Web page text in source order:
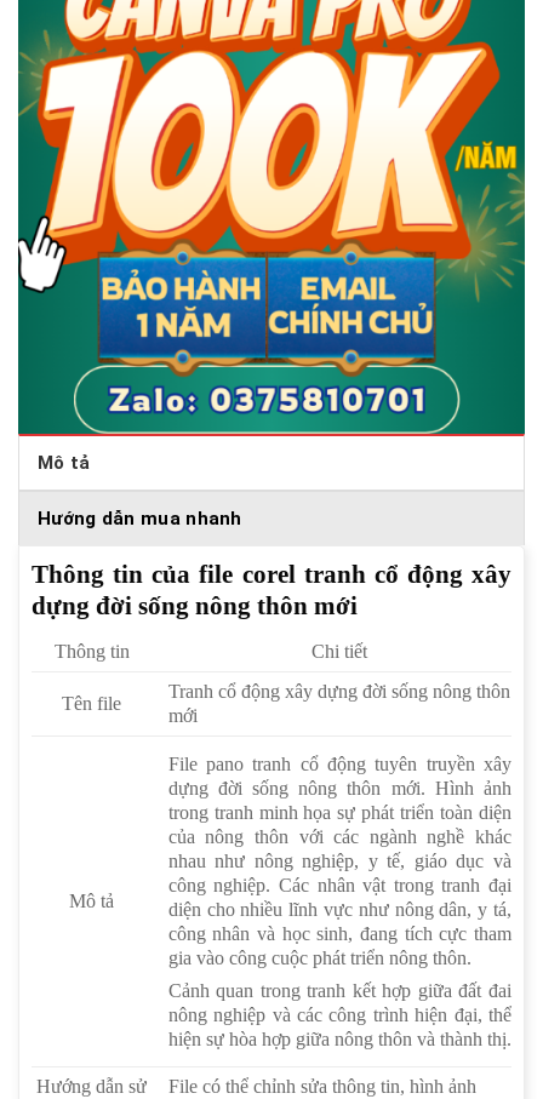
Mô tả
Hướng dẫn mua nhanh
Thông tin của file corel tranh cổ động xây
dựng đời sống nông thôn mới
Thông tin Chi tiết
Tên file
Tranh cổ động xây dựng đời sống nông thôn
mới
Mô tả
File pano tranh cổ động tuyên truyền xây
dựng đời sống nông thôn mới. Hình ảnh
trong tranh minh họa sự phát triển toàn diện
của nông thôn với các ngành nghề khác
nhau như nông nghiệp, y tế, giáo dục và
công nghiệp. Các nhân vật trong tranh đại
diện cho nhiều lĩnh vực như nông dân, y tá,
công nhân và học sinh, đang tích cực tham
gia vào công cuộc phát triển nông thôn.
Cảnh quan trong tranh kết hợp giữa đất đai
nông nghiệp và các công trình hiện đại, thể
hiện sự hòa hợp giữa nông thôn và thành thị.
Hướng dẫn sử
File có thể chỉnh sửa thông tin, hình ảnh